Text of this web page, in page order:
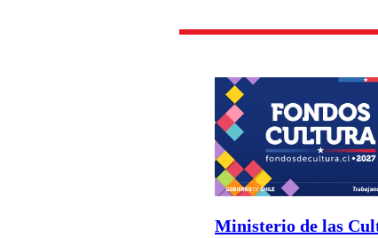
Ministerio de las